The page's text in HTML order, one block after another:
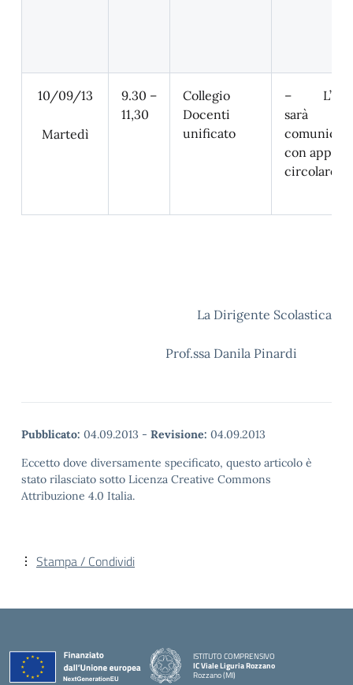
10/09/13
Martedì
9.30 –
11,30
Collegio
Docenti
unificato
–
sarà
con
circolare
La Dirigente Scolastica
Prof.ssa Danila Pinardi
Pubblicato: 04.09.2013 - Revisione: 04.09.2013
Eccetto dove diversamente specificato, questo articolo è
stato rilasciato sotto Licenza Creative Commons
Attribuzione 4.0 Italia.
Stampa / Condividi
ISTITUTO COMPRENSIVO
IC Viale Liguria Rozzano
Rozzano (MI)